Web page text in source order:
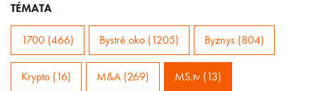
TÉMATA
1700 (466) Bystré oko (1205) Byznys (804)
Krypto (16) M&A (269) MS.tv (13)